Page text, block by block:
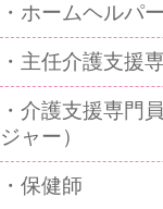
・ホームヘルパー
・主任介護支援
・介護支援専門
ジャー）
・保健師